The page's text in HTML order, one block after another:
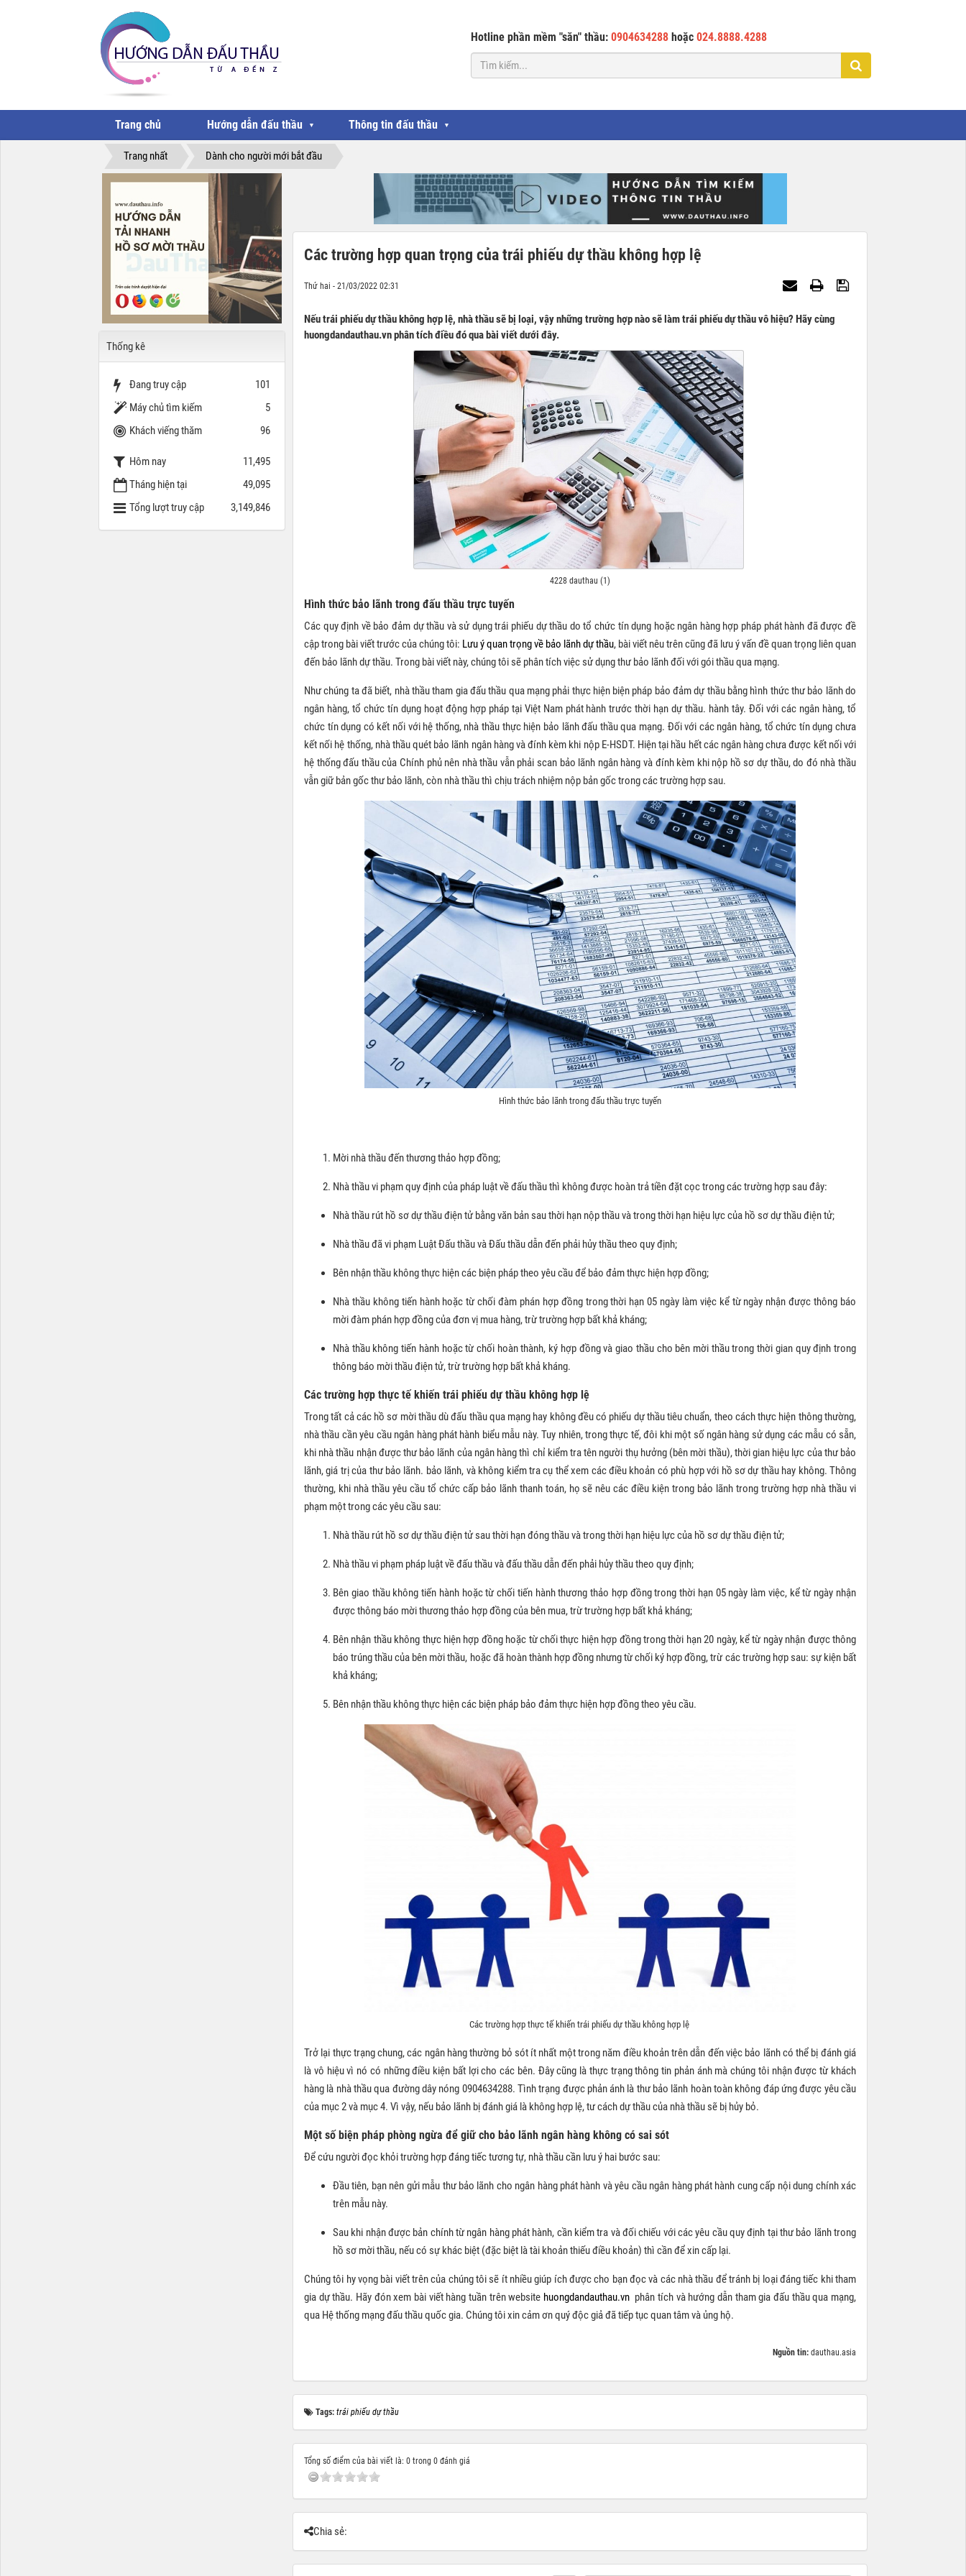
Hotline phần mềm "săn" thầu: 0904634288 hoặc 024.8888.4288
Trang chủ Hướng dẫn đấu thầu ▼ Thông tin đấu thầu ▼
Trang nhất Dành cho người mới bắt đầu
Các trường hợp quan trọng của trái phiếu dự thầu không hợp lệ
Thứ hai - 21/03/2022 02:31
Nếu trái phiếu dự thầu không hợp lệ, nhà thầu sẽ bị loại, vậy những trường hợp nào sẽ làm trái phiếu dự thầu vô hiệu? Hãy cùng
huongdandauthau.vn phân tích điều đó qua bài viết dưới đây.
4228 dauthau (1)
Hình thức bảo lãnh trong đấu thầu trực tuyến
Các quy định về bảo đảm dự thầu và sử dụng trái phiếu dự thầu do tổ chức tín dụng hoặc ngân hàng hợp pháp phát hành đã được đề
cập trong bài viết trước của chúng tôi: Lưu ý quan trọng về bảo lãnh dự thầu, bài viết nêu trên cũng đã lưu ý vấn đề quan trọng liên quan
đến bảo lãnh dự thầu. Trong bài viết này, chúng tôi sẽ phân tích việc sử dụng thư bảo lãnh đối với gói thầu qua mạng.
Như chúng ta đã biết, nhà thầu tham gia đấu thầu qua mạng phải thực hiện biện pháp bảo đảm dự thầu bằng hình thức thư bảo lãnh do
ngân hàng, tổ chức tín dụng hoạt động hợp pháp tại Việt Nam phát hành trước thời hạn dự thầu. hành tây. Đối với các ngân hàng, tổ
chức tín dụng có kết nối với hệ thống, nhà thầu thực hiện bảo lãnh đấu thầu qua mạng. Đối với các ngân hàng, tổ chức tín dụng chưa
kết nối hệ thống, nhà thầu quét bảo lãnh ngân hàng và đính kèm khi nộp E-HSDT. Hiện tại hầu hết các ngân hàng chưa được kết nối với
hệ thống đấu thầu của Chính phủ nên nhà thầu vẫn phải scan bảo lãnh ngân hàng và đính kèm khi nộp hồ sơ dự thầu, do đó nhà thầu
vẫn giữ bản gốc thư bảo lãnh, còn nhà thầu thì chịu trách nhiệm nộp bản gốc trong các trường hợp sau.
Hình thức bảo lãnh trong đấu thầu trực tuyến
Mời nhà thầu đến thương thảo hợp đồng;
Nhà thầu vi phạm quy định của pháp luật về đấu thầu thì không được hoàn trả tiền đặt cọc trong các trường hợp sau đây:
Nhà thầu rút hồ sơ dự thầu điện tử bằng văn bản sau thời hạn nộp thầu và trong thời hạn hiệu lực của hồ sơ dự thầu điện tử;
Nhà thầu đã vi phạm Luật Đấu thầu và Đấu thầu dẫn đến phải hủy thầu theo quy định;
Bên nhận thầu không thực hiện các biện pháp theo yêu cầu để bảo đảm thực hiện hợp đồng;
Nhà thầu không tiến hành hoặc từ chối đàm phán hợp đồng trong thời hạn 05 ngày làm việc kể từ ngày nhận được thông báo
mời đàm phán hợp đồng của đơn vị mua hàng, trừ trường hợp bất khả kháng;
Nhà thầu không tiến hành hoặc từ chối hoàn thành, ký hợp đồng và giao thầu cho bên mời thầu trong thời gian quy định trong
thông báo mời thầu điện tử, trừ trường hợp bất khả kháng.
Các trường hợp thực tế khiến trái phiếu dự thầu không hợp lệ
Trong tất cả các hồ sơ mời thầu dù đấu thầu qua mạng hay không đều có phiếu dự thầu tiêu chuẩn, theo cách thực hiện thông thường,
nhà thầu cần yêu cầu ngân hàng phát hành biểu mẫu này. Tuy nhiên, trong thực tế, đôi khi một số ngân hàng sử dụng các mẫu có sẵn,
khi nhà thầu nhận được thư bảo lãnh của ngân hàng thì chỉ kiểm tra tên người thụ hưởng (bên mời thầu), thời gian hiệu lực của thư bảo
lãnh, giá trị của thư bảo lãnh. bảo lãnh, và không kiểm tra cụ thể xem các điều khoản có phù hợp với hồ sơ dự thầu hay không. Thông
thường, khi nhà thầu yêu cầu tổ chức cấp bảo lãnh thanh toán, họ sẽ nêu các điều kiện trong bảo lãnh trong trường hợp nhà thầu vi
phạm một trong các yêu cầu sau:
Nhà thầu rút hồ sơ dự thầu điện tử sau thời hạn đóng thầu và trong thời hạn hiệu lực của hồ sơ dự thầu điện tử;
Nhà thầu vi phạm pháp luật về đấu thầu và đấu thầu dẫn đến phải hủy thầu theo quy định;
Bên giao thầu không tiến hành hoặc từ chối tiến hành thương thảo hợp đồng trong thời hạn 05 ngày làm việc, kể từ ngày nhận
được thông báo mời thương thảo hợp đồng của bên mua, trừ trường hợp bất khả kháng;
Bên nhận thầu không thực hiện hợp đồng hoặc từ chối thực hiện hợp đồng trong thời hạn 20 ngày, kể từ ngày nhận được thông
báo trúng thầu của bên mời thầu, hoặc đã hoàn thành hợp đồng nhưng từ chối ký hợp đồng, trừ các trường hợp sau: sự kiện bất
khả kháng;
Bên nhận thầu không thực hiện các biện pháp bảo đảm thực hiện hợp đồng theo yêu cầu.
Các trường hợp thực tế khiến trái phiếu dự thầu không hợp lệ
Trở lại thực trạng chung, các ngân hàng thường bỏ sót ít nhất một trong năm điều khoản trên dẫn đến việc bảo lãnh có thể bị đánh giá
là vô hiệu vì nó có những điều kiện bất lợi cho các bên. Đây cũng là thực trạng thông tin phản ánh mà chúng tôi nhận được từ khách
hàng là nhà thầu qua đường dây nóng 0904634288. Tình trạng được phản ánh là thư bảo lãnh hoàn toàn không đáp ứng được yêu cầu
của mục 2 và mục 4. Vì vậy, nếu bảo lãnh bị đánh giá là không hợp lệ, tư cách dự thầu của nhà thầu sẽ bị hủy bỏ.
Một số biện pháp phòng ngừa để giữ cho bảo lãnh ngân hàng không có sai sót
Để cứu người đọc khỏi trường hợp đáng tiếc tương tự, nhà thầu cần lưu ý hai bước sau:
Đầu tiên, bạn nên gửi mẫu thư bảo lãnh cho ngân hàng phát hành và yêu cầu ngân hàng phát hành cung cấp nội dung chính xác
trên mẫu này.
Sau khi nhận được bản chính từ ngân hàng phát hành, cần kiểm tra và đối chiếu với các yêu cầu quy định tại thư bảo lãnh trong
hồ sơ mời thầu, nếu có sự khác biệt (đặc biệt là tài khoản thiếu điều khoản) thì cần để xin cấp lại.
Chúng tôi hy vọng bài viết trên của chúng tôi sẽ ít nhiều giúp ích được cho bạn đọc và các nhà thầu để tránh bị loại đáng tiếc khi tham
gia dự thầu. Hãy đón xem bài viết hàng tuần trên website huongdandauthau.vn phân tích và hướng dẫn tham gia đấu thầu qua mạng,
qua Hệ thống mạng đấu thầu quốc gia. Chúng tôi xin cảm ơn quý độc giả đã tiếp tục quan tâm và ủng hộ.
Nguồn tin: dauthau.asia
Tags: trái phiếu dự thầu
Tổng số điểm của bài viết là: 0 trong 0 đánh giá
Chia sẻ:
Thống kê
Đang truy cập
101
Máy chủ tìm kiếm
5
Khách viếng thăm
96
Hôm nay
11,495
Tháng hiện tại
49,095
Tổng lượt truy cập
3,149,846